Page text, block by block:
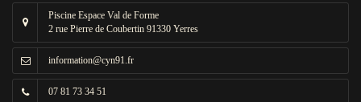
Piscine Espace Val de Forme
2 rue Pierre de Coubertin 91330 Yerres
information@cyn91.fr
07 81 73 34 51